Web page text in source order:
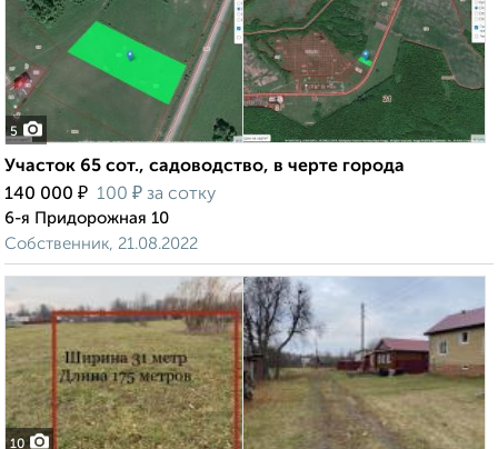
5
Участок 65 сот., садоводство, в черте города
140 000 ₽ 100 ₽ за сотку
6-я Придорожная 10
Собственник, 21.08.2022
10